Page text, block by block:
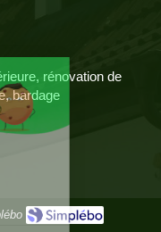
rénovation de
bardage